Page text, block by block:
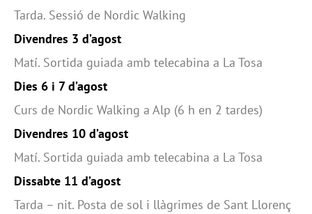
Tarda. Sessió de Nordic Walking
Divendres 3 d’agost
Matí. Sortida guiada amb telecabina a La Tosa
Dies 6 i 7 d’agost
Curs de Nordic Walking a Alp (6 h en 2 tardes)
Divendres 10 d’agost
Matí. Sortida guiada amb telecabina a La Tosa
Dissabte 11 d’agost
Tarda – nit. Posta de sol i llàgrimes de Sant Llorenç